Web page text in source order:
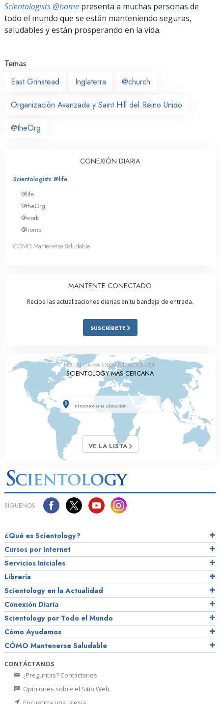
Scientologists @home presenta a muchas personas de
todo el mundo que se están manteniendo seguras,
saludables y están prosperando en la vida.
Temas
East Grinstead
Inglaterra @church
Organización Avanzada y Saint Hill del Reino Unido
@theOrg
CONEXIÓN DIARIA
Scientologists @life
@life
@theOrg
@work
@home
CÓMO Mantenerse Saludable
MANTENTE CONECTADO
Recibe las actualizaciones diarias en tu bandeja de entrada.
SUSCRÍBETE
LOCALIZA LA ORGANIZACIÓN DE
SCIENTOLOGY MÁS CERCANA
VE LA LISTA
SÍGUENOS
¿Qué es Scientology?
Cursos por Internet
Servicios Iniciales
Librería
Scientology en la Actualidad
Conexión Diaria
Scientology por Todo el Mundo
Cómo Ayudamos
CÓMO Mantenerse Saludable
CONTÁCTANOS
¿Preguntas? Contáctanos
Opiniones sobre el Sitio Web